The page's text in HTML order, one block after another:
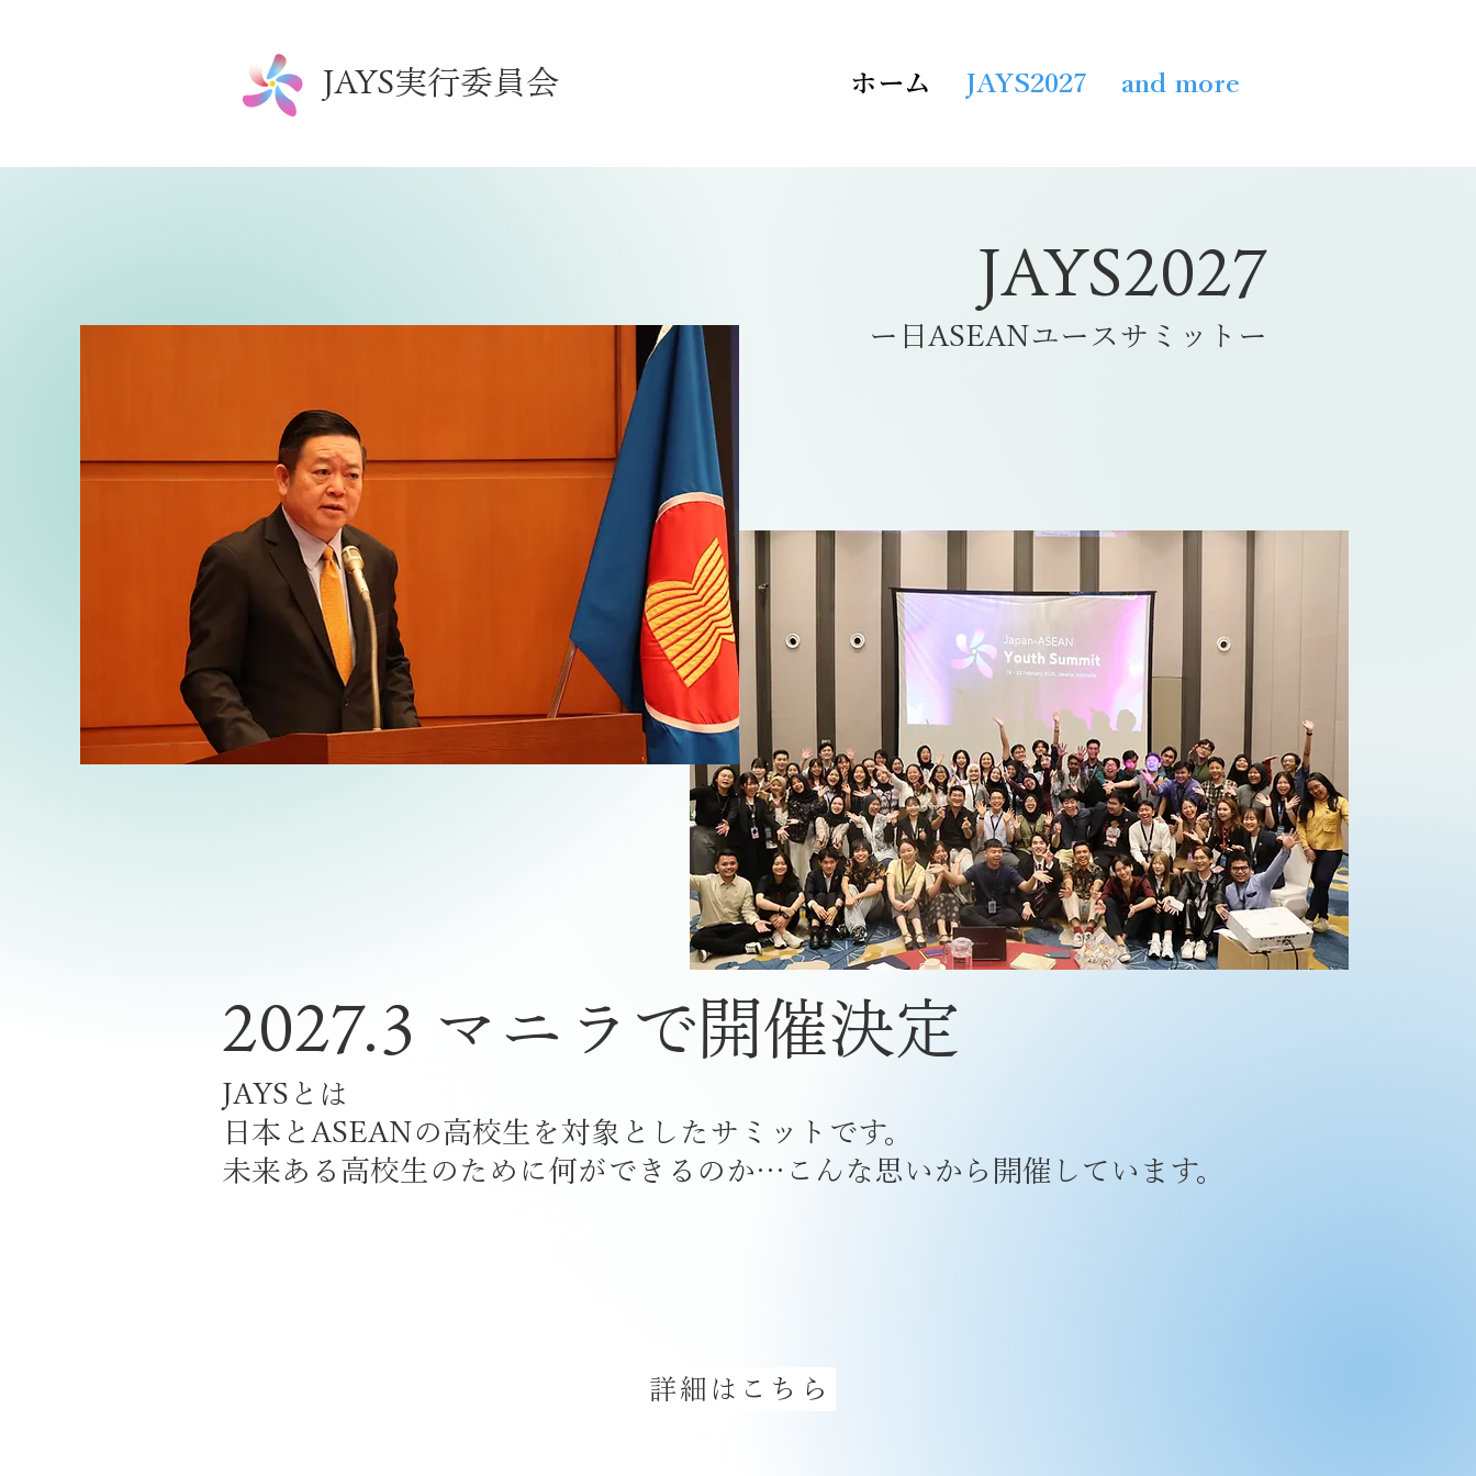
​JAYS実行委員会 ホーム JAYS2027 and more
​JAYS2027
​ー日ASEANユースサミットー
​2027.3 マニラで開催決定
JAYSとは
​日本とASEANの高校生を対象としたサミットです。
未来ある高校生のために何ができるのか…こんな思いから開催しています。
詳細はこちら